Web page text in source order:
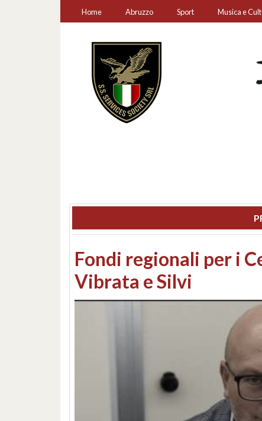
Home Abruzzo Sport Musica e
Montesilvano,
lungomare: contestati
abusiva